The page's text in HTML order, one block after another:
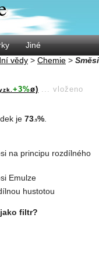
Jiné
vědy > Chemie > Směsi
+3%ø) ... vloženo
je 73 .9%
na principu rozdílného
Emulze
hustotou
filtr?